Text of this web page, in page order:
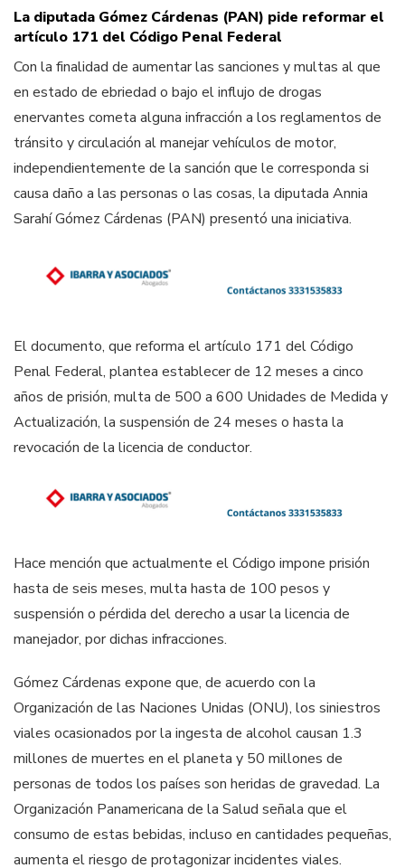
La diputada Gómez Cárdenas (PAN) pide reformar el
artículo 171 del Código Penal Federal
Con la finalidad de aumentar las sanciones y multas al que
en estado de ebriedad o bajo el influjo de drogas
enervantes cometa alguna infracción a los reglamentos de
tránsito y circulación al manejar vehículos de motor,
independientemente de la sanción que le corresponda si
causa daño a las personas o las cosas, la diputada Annia
Sarahí Gómez Cárdenas (PAN) presentó una iniciativa.
El documento, que reforma el artículo 171 del Código
Penal Federal, plantea establecer de 12 meses a cinco
años de prisión, multa de 500 a 600 Unidades de Medida y
Actualización, la suspensión de 24 meses o hasta la
revocación de la licencia de conductor.
Hace mención que actualmente el Código impone prisión
hasta de seis meses, multa hasta de 100 pesos y
suspensión o pérdida del derecho a usar la licencia de
manejador, por dichas infracciones.
Gómez Cárdenas expone que, de acuerdo con la
Organización de las Naciones Unidas (ONU), los siniestros
viales ocasionados por la ingesta de alcohol causan 1.3
millones de muertes en el planeta y 50 millones de
personas de todos los países son heridas de gravedad. La
Organización Panamericana de la Salud señala que el
consumo de estas bebidas, incluso en cantidades pequeñas,
aumenta el riesgo de protagonizar incidentes viales.